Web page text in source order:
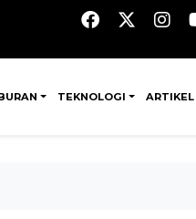
TEKNOLOGI ARTIKEL